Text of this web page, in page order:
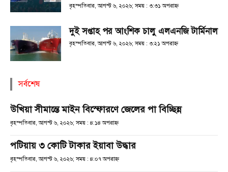
বৃহস্পতিবার, আগস্ট ৬, ২০২৬; সময় : ৩:৩১ অপরাহ্ণ
দুই সপ্তাহ পর আংশিক চালু এলএনজি টার্মিনাল
বৃহস্পতিবার, আগস্ট ৬, ২০২৬; সময় : ৩:২১ অপরাহ্ণ
সর্বশেষ
উখিয়া সীমান্তে মাইন বিস্ফোরণে জেলের পা বিচ্ছিন্ন
বৃহস্পতিবার, আগস্ট ৬, ২০২৬; সময় : ৪:১৪ অপরাহ্ণ
পটিয়ায় ৩ কোটি টাকার ইয়াবা উদ্ধার
বৃহস্পতিবার, আগস্ট ৬, ২০২৬; সময় : ৪:০৭ অপরাহ্ণ